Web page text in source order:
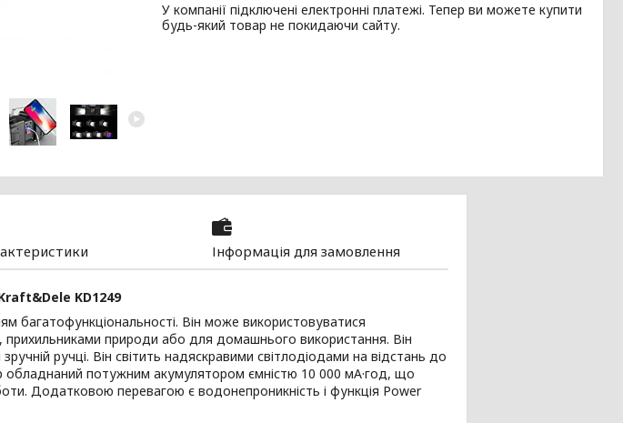
У компанії підключені електронні платежі. Тепер ви можете купити
будь-який товар не покидаючи сайту.
Інформація для замовлення
KD1249
багатофункціональності. Він може використовуватися
природи або для домашнього використання. Він
ручці. Він світить надяскравими світлодіодами на відстань до
обладнаний потужним акумулятором ємністю 10 000 мА·год, що
Додатковою перевагою є водонепроникність і функція Power